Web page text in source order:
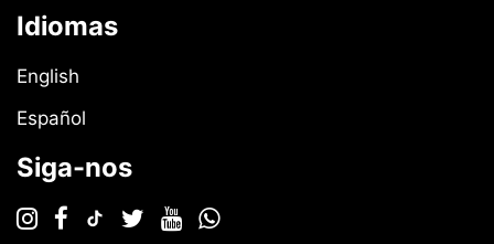
Idiomas
English
Español
Siga-nos